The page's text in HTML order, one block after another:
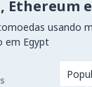
Ethereum
usando
em Egypt